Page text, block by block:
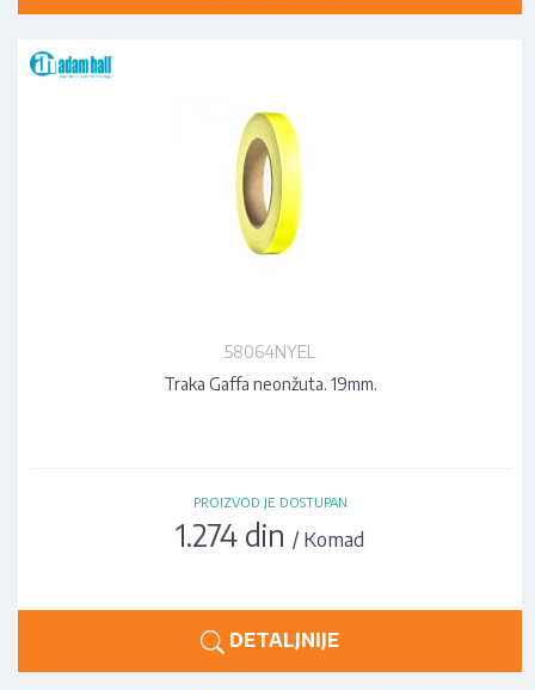
58064NYEL
Traka Gaffa neonžuta. 19mm.
PROIZVOD JE DOSTUPAN
1.274 din / Komad
DETALJNIJE